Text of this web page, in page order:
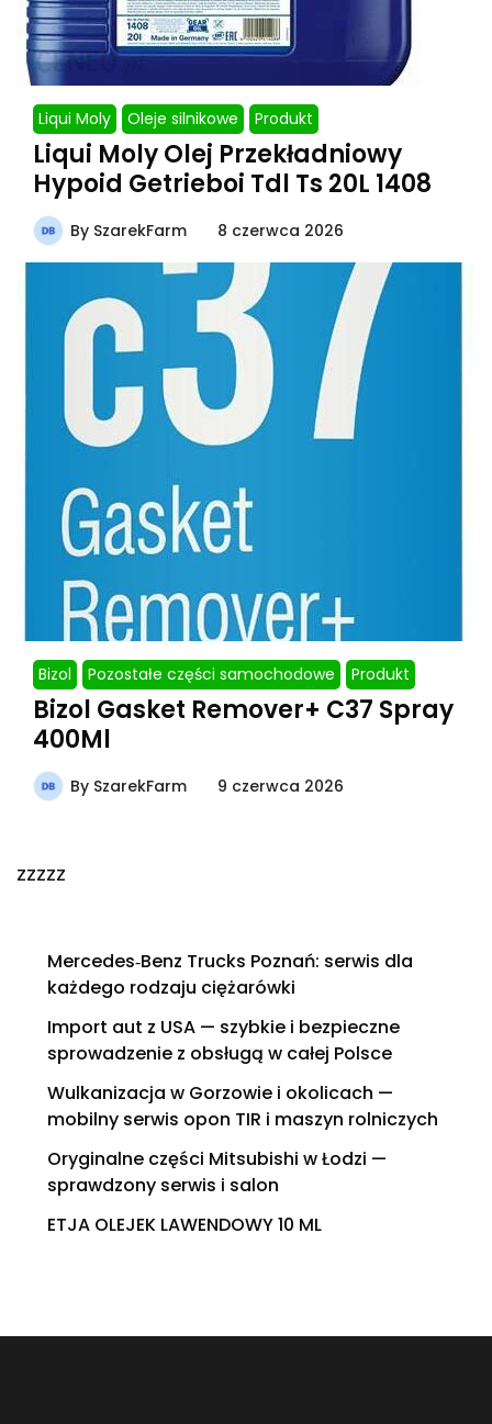
Liqui Moly Oleje silnikowe Produkt
Liqui Moly Olej Przekładniowy
Hypoid Getrieboi Tdl Ts 20L 1408
By SzarekFarm 8 czerwca 2026
Bizol Pozostałe części samochodowe Produkt
Bizol Gasket Remover+ C37 Spray
400Ml
By SzarekFarm 9 czerwca 2026
zzzzz
Mercedes‑Benz Trucks Poznań: serwis dla
każdego rodzaju ciężarówki
Import aut z USA — szybkie i bezpieczne
sprowadzenie z obsługą w całej Polsce
Wulkanizacja w Gorzowie i okolicach —
mobilny serwis opon TIR i maszyn rolniczych
Oryginalne części Mitsubishi w Łodzi —
sprawdzony serwis i salon
ETJA OLEJEK LAWENDOWY 10 ML